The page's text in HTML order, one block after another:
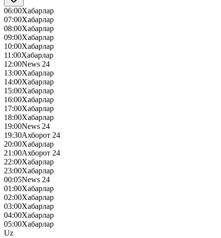
06:00Хабарлар
07:00Хабарлар
08:00Хабарлар
09:00Хабарлар
10:00Хабарлар
11:00Хабарлар
12:00News 24
13:00Хабарлар
14:00Хабарлар
15:00Хабарлар
16:00Хабарлар
17:00Хабарлар
18:00Хабарлар
19:00News 24
19:30Ахборот 24
20:00Хабарлар
21:00Ахборот 24
22:00Хабарлар
23:00Хабарлар
00:05News 24
01:00Хабарлар
02:00Хабарлар
03:00Хабарлар
04:00Хабарлар
05:00Хабарлар
Uz